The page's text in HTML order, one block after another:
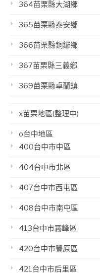
364苗栗縣大湖鄉
365苗栗縣泰安鄉
366苗栗縣銅鑼鄉
367苗栗縣三義鄉
369苗栗縣卓蘭鎮
x苗栗地區(整理中)
o台中地區
400台中市中區
404台中市北區
407台中市西屯區
408台中市南屯區
413台中市霧峰區
420台中市豐原區
421台中市后里區